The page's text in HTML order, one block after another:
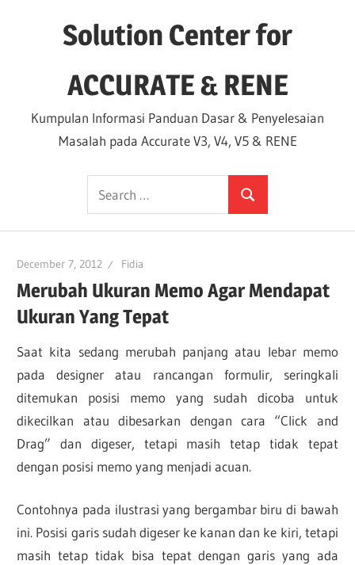
Solution Center for
ACCURATE & RENE
Kumpulan Informasi Panduan Dasar & Penyelesaian
Masalah pada Accurate V3, V4, V5 & RENE
Search
for:
Search
December 7, 2012 Fidia
Merubah Ukuran Memo Agar Mendapat
Ukuran Yang Tepat
Saat kita sedang merubah panjang atau lebar memo
pada designer atau rancangan formulir, seringkali
ditemukan posisi memo yang sudah dicoba untuk
dikecilkan atau dibesarkan dengan cara “Click and
Drag” dan digeser, tetapi masih tetap tidak tepat
dengan posisi memo yang menjadi acuan.
Contohnya pada ilustrasi yang bergambar biru di bawah
ini. Posisi garis sudah digeser ke kanan dan ke kiri, tetapi
masih tetap tidak bisa tepat dengan garis yang ada